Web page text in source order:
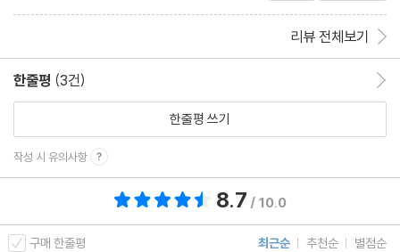
리뷰 전체보기
한줄평 (3건)
한줄평 쓰기
작성 시 유의사항
8.7 / 10.0
구매 한줄평 최근순 추천순 별점순